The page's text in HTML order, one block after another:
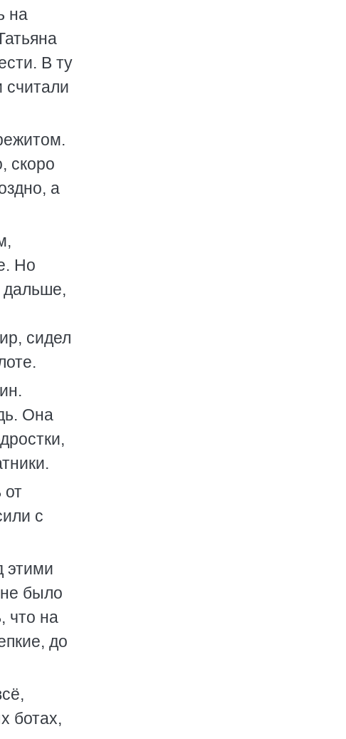
на
В ту
считали
скоро
а
Но
дальше,
сидел
Она
от
с
этими
было
что на
до
ботах,